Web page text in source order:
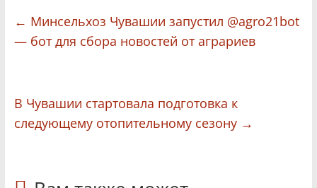
← Минсельхоз Чувашии запустил @agro21bot
— бот для сбора новостей от аграриев
В Чувашии стартовала подготовка к
следующему отопительному сезону →